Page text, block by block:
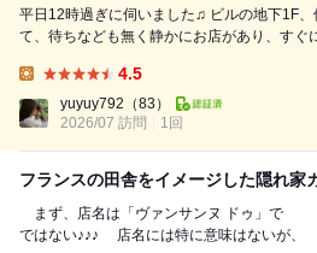
平日12時過ぎに伺いました♫ ビルの地下1F、他にも飲食店が並んでい
て、待ちなども無く静かにお店があり、すぐ
全くありませんでした。入り口を入って奥へ
椅子がいくつかあったので、...
4.5
yuyuy792 （83）
2026/07 訪問
1回
フランスの田舎をイメージした隠れ家
まず、店名は「ヴァンサンヌ ドゥ」で 「晩餐館どう」
ではない♪♪♪ 店名には特に意味はないが、 Vincennes deuxは「お